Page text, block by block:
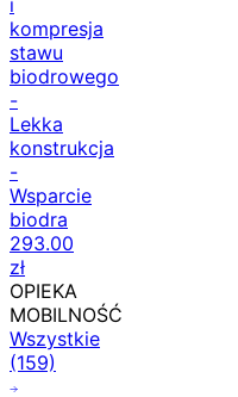
i
kompresja
stawu
biodrowego
-
Lekka
konstrukcja
-
Wsparcie
biodra
293.00
zł
OPIEKA
MOBILNOŚĆ
Wszystkie
(159)